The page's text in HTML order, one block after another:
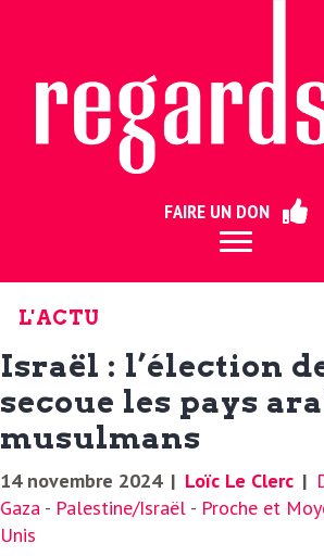
FAIRE UN DON
L'ACTU
Israël : l’élection
secoue les pays
musulmans
14 novembre 2024 | Loïc Le Clerc |
Gaza - Palestine/Israël - Proche et
Unis